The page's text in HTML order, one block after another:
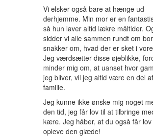
Vi elsker også bare at hænge ud
derhjemme. Min mor er en
så hun laver altid lækre måltider.
sidder vi alle sammen rundt om
snakker om, hvad der er sket i
Jeg værdsætter disse øjeblikke,
minder mig om, at uanset hvor
jeg bliver, vil jeg altid være en del
familie.
Jeg kunne ikke ønske mig noget
den tid, jeg får lov til at tilbringe
kære. Jeg håber, at du også får
opleve den glæde!